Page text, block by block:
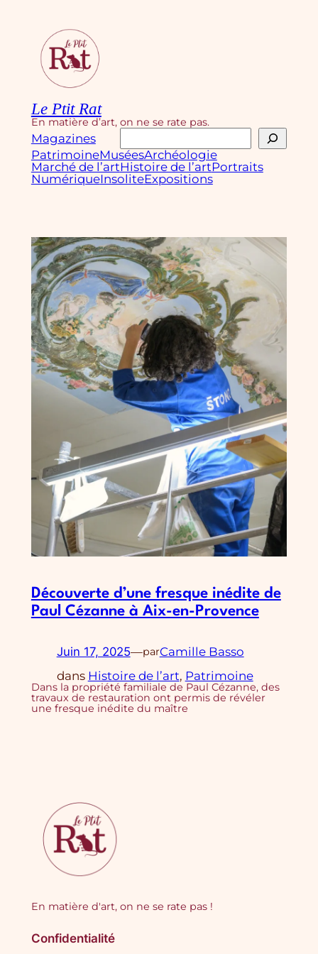
contenu
Le Ptit Rat
En matière d’art, on ne se rate pas.
Magazines
Rechercher
PatrimoineMuséesArchéologie
Marché de l’artHistoire de l’artPortraits
NumériqueInsoliteExpositions
Découverte d’une fresque inédite de
Paul Cézanne à Aix-en-Provence
Juin 17, 2025—parCamille Basso
dans Histoire de l’art, Patrimoine
Dans la propriété familiale de Paul Cézanne, des
travaux de restauration ont permis de révéler
une fresque inédite du maître
En matière d'art, on ne se rate pas !
Confidentialité